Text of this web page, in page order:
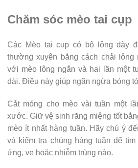
Chăm sóc mèo tai cụp
Các Mèo tai cụp có bộ lông dày
thường xuyên bằng cách chải lông
với mèo lông ngắn và hai lần một
dài. Điều này giúp ngăn ngừa bóng
Cắt móng cho mèo vài tuần một
xước. Giữ vệ sinh răng miệng tốt
mèo ít nhất hàng tuần. Hãy chú ý
và kiểm tra chúng hàng tuần để
ứng, ve hoặc nhiễm trùng nào.